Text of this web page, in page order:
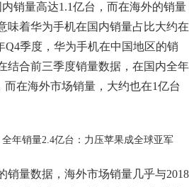
销量高达1.1亿台，而在海外的销量
味着华为手机在国内销量占比大约在
Q4季度，华为手机在中国地区的销
结合前三季度销量数据，在国内全年
而在海外市场销量，大约也在1亿台
销量数据，海外市场销量几乎与2018